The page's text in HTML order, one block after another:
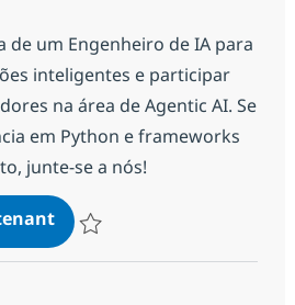
de um Engenheiro de IA para
inteligentes e participar
na área de Agentic AI. Se
em Python e frameworks
junte-se a nós!
AI Engineer